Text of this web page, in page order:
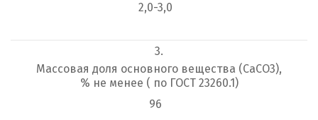
2,0-3,0
3.
Массовая доля основного вещества (CaCО3),
% не менее ( по ГОСТ 23260.1)
96